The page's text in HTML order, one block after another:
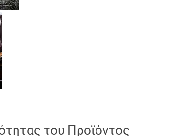
του Προϊόντος